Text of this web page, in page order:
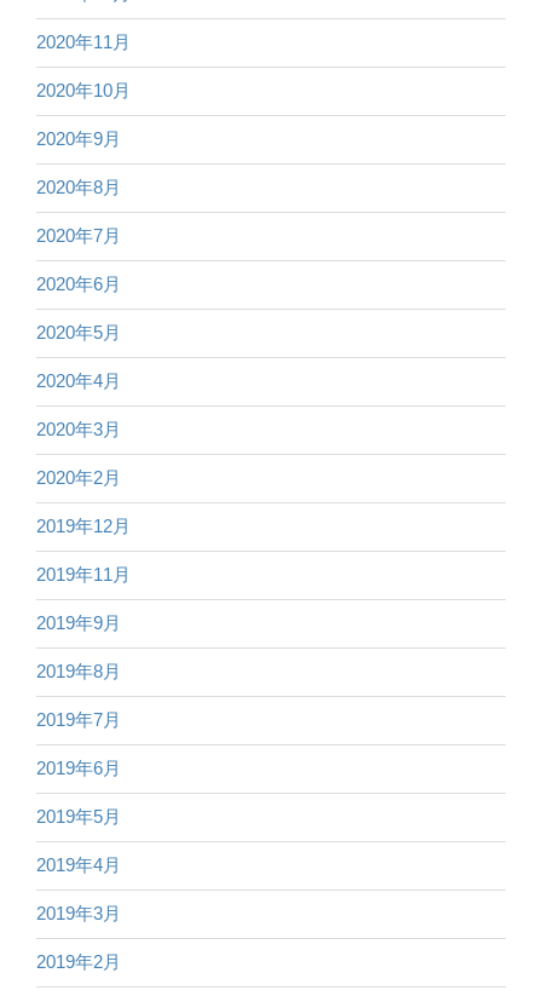
2020年11月
2020年10月
2020年9月
2020年8月
2020年7月
2020年6月
2020年5月
2020年4月
2020年3月
2020年2月
2019年12月
2019年11月
2019年9月
2019年8月
2019年7月
2019年6月
2019年5月
2019年4月
2019年3月
2019年2月